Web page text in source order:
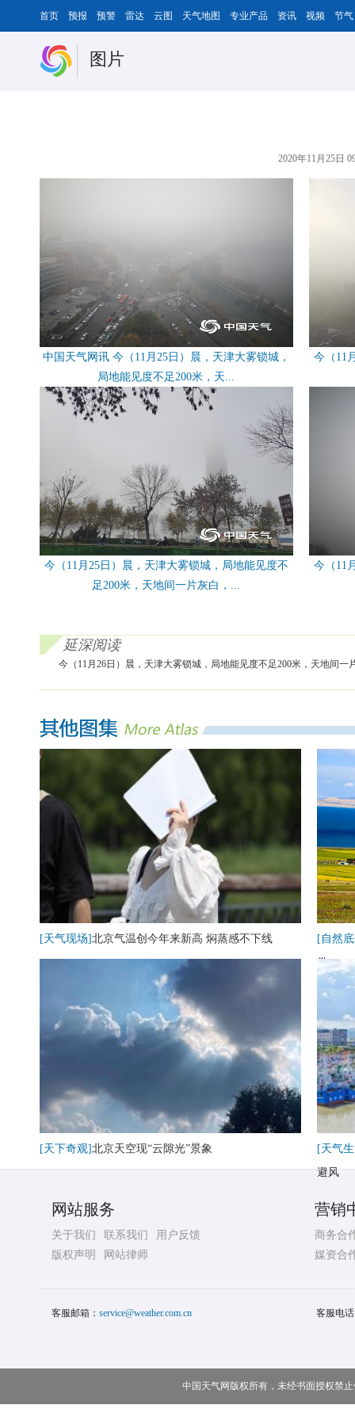
首页 预报 预警 雷达 云图 天气地图 专业产品 资讯 视频 节气
图片
2020年11月25日
中国天气网讯 今（11月25日）晨，天津大雾锁城，
局地能见度不足200米，天...
今（11
今（11月25日）晨，天津大雾锁城，局地能见度不
足200米，天地间一片灰白，...
今（11
延深阅读
今（11月26日）晨，天津大雾锁城，局地能见度不足200米，天地间
[天气现场]北京气温创今年来新高 焖蒸感不下线
[自然
卷
[天下奇观]北京天空现“云隙光”景象
[天气
避风
网站服务
关于我们 联系我们
用户反馈
版权声明
网站律师
营销
商务合
媒资合
客服邮箱： service@weather.com.cn 客服电
中国天气网版权所有，未经书面授权